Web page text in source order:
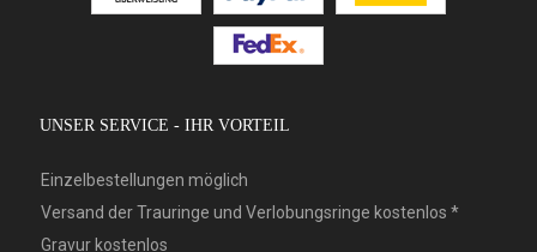
UNSER SERVICE - IHR VORTEIL
Einzelbestellungen möglich
Versand der Trauringe und Verlobungsringe kostenlos *
Gravur kostenlos